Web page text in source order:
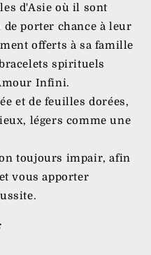
d'Asie où il sont
porter chance à leur
offerts à sa famille
spirituels
Infini.
et de feuilles dorées,
légers comme une
toujours impair, afin
vous apporter